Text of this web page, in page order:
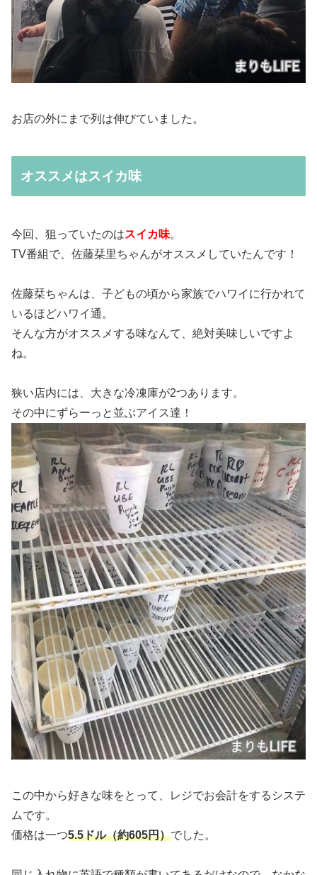
お店の外にまで列は伸びていました。
オススメはスイカ味
今回、狙っていたのはスイカ味。
TV番組で、佐藤栞里ちゃんがオススメしていたんです！
佐藤栞ちゃんは、子どもの頃から家族でハワイに行かれて
いるほどハワイ通。
そんな方がオススメする味なんて、絶対美味しいですよ
ね。
狭い店内には、大きな冷凍庫が2つあります。
その中にずらーっと並ぶアイス達！
この中から好きな味をとって、レジでお会計をするシステ
ムです。
価格は一つ5.5ドル（約605円）でした。